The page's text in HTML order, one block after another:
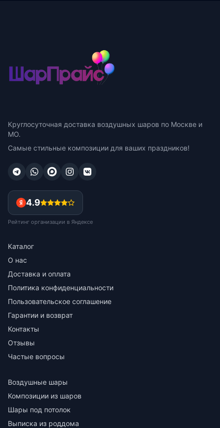
Круглосуточная доставка воздушных шаров по Москве и
МО.
Самые стильные композиции для ваших праздников!
4.9
Рейтинг организации в Яндексе
Каталог
О нас
Доставка и оплата
Политика конфиденциальности
Пользовательское соглашение
Гарантии и возврат
Контакты
Отзывы
Частые вопросы
Воздушные шары
Композиции из шаров
Шары под потолок
Выписка из роддома